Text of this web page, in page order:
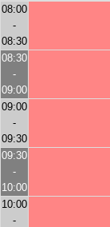
08:00
-
08:30
08:30
-
09:00
09:00
-
09:30
09:30
-
10:00
10:00
-